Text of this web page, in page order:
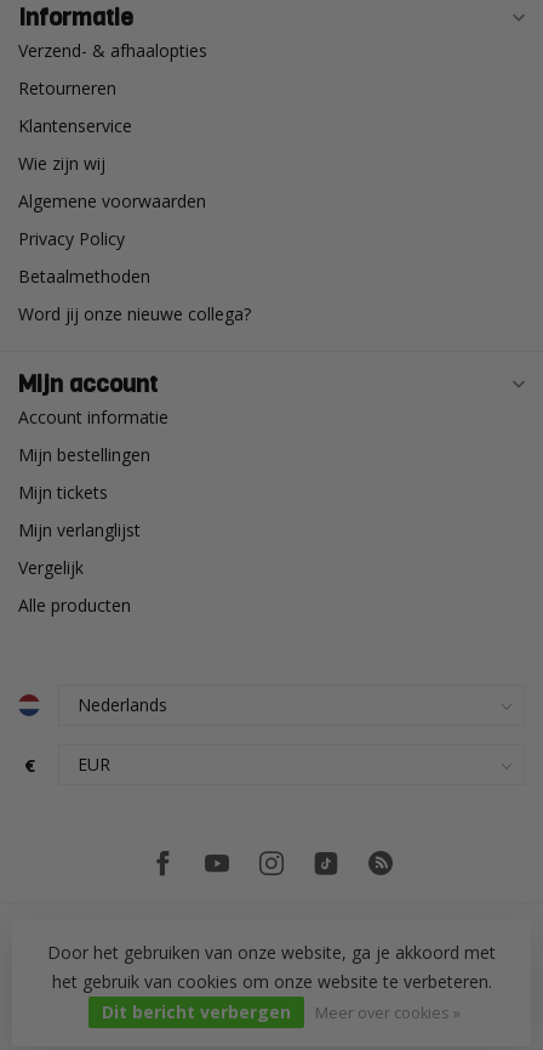
Informatie
Verzend- & afhaalopties
Retourneren
Klantenservice
Wie zijn wij
Algemene voorwaarden
Privacy Policy
Betaalmethoden
Word jij onze nieuwe collega?
Mijn account
Account informatie
Mijn bestellingen
Mijn tickets
Mijn verlanglijst
Vergelijk
Alle producten
€
© Copyright 2026 PH Tegeltechniek
Door het gebruiken van onze website, ga je akkoord met
het gebruik van cookies om onze website te verbeteren.
Dit bericht verbergen
Meer over cookies »